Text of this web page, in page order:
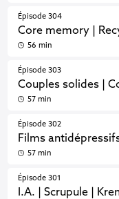
Épisode 304
Core memory |
56 min
Épisode 303
Couples solides |
57 min
Épisode 302
Films
57 min
Épisode 301
I.A. | Scrupule |